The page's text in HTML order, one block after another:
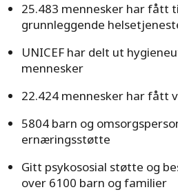
25.483 mennesker har fått
grunnleggende
UNICEF har delt ut
mennesker
22.424 mennesker har fått
5804 barn og
ernæringsstøtte
Gitt psykososial støtte og
over 6100 barn og familier